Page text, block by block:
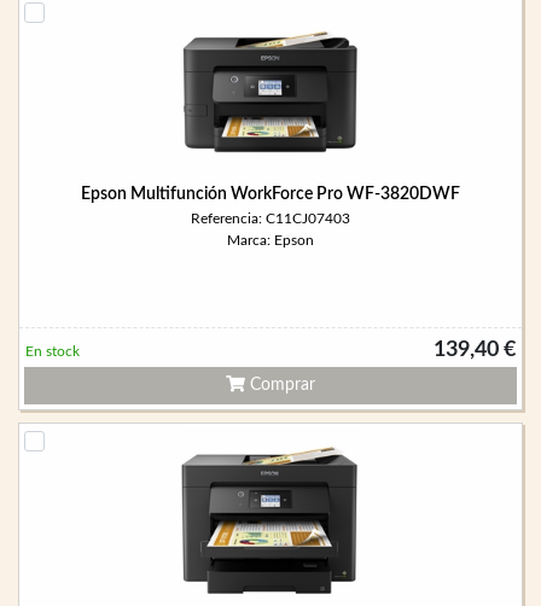
Epson Multifunción WorkForce Pro WF-3820DWF
Referencia: C11CJ07403
Marca: Epson
139,40 €
En stock
Comprar